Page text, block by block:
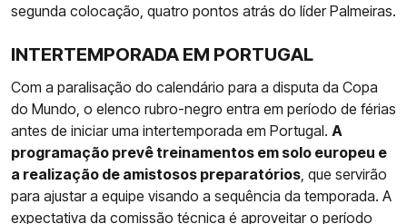
segunda colocação, quatro pontos atrás do líder Palmeiras.
INTERTEMPORADA EM PORTUGAL
Com a paralisação do calendário para a disputa da Copa
do Mundo, o elenco rubro-negro entra em período de férias
antes de iniciar uma intertemporada em Portugal. A
programação prevê treinamentos em solo europeu e
a realização de amistosos preparatórios , que servirão
para ajustar a equipe visando a sequência da temporada. A
expectativa da comissão técnica é aproveitar o período